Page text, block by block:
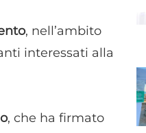
, nell’ambito
interessati alla
, che ha firmato